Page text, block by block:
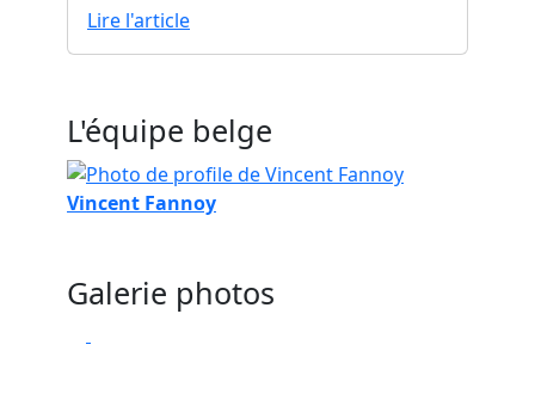
Lire l'article
L'équipe belge
Vincent Fannoy
Galerie photos